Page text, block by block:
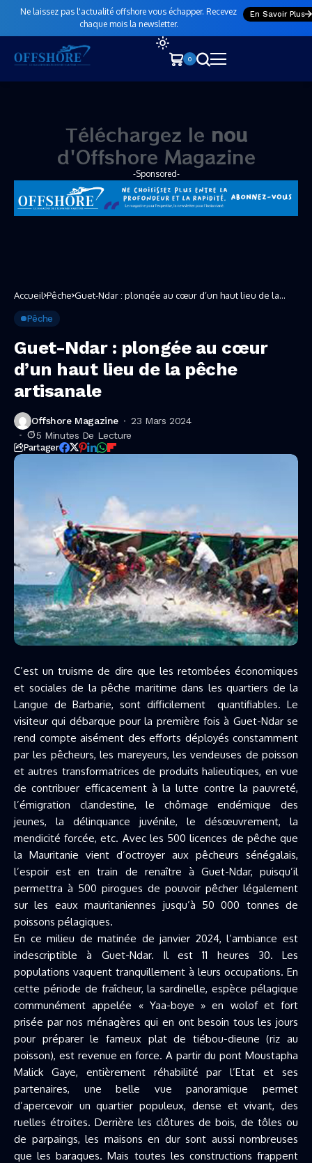
Ne laissez pas l'actualité offshore vous échapper. Recevez
chaque mois la newsletter.
En Savoir Plus
0
Téléchargez le n ou veau
d'Offshore Magazine
-Sponsored-
Accueil Pêche Guet-Ndar : plongée au cœur d’un haut lieu de la
Pêche
Guet-Ndar : plongée au cœur
d’un haut lieu de la pêche
artisanale
Offshore Magazine
23 Mars 2024
5 Minutes De Lecture
Partager
C’est un truisme de dire que les retombées économiques
et sociales de la pêche maritime dans les quartiers de la
Langue de Barbarie, sont difficilement quantifiables. Le
visiteur qui débarque pour la première fois à Guet-Ndar se
rend compte aisément des efforts déployés constamment
par les pêcheurs, les mareyeurs, les vendeuses de poisson
et autres transformatrices de produits halieutiques, en vue
de contribuer efficacement à la lutte contre la pauvreté,
l’émigration clandestine, le chômage endémique des
jeunes, la délinquance juvénile, le désœuvrement, la
mendicité forcée, etc. Avec les 500 licences de pêche que
la Mauritanie vient d’octroyer aux pêcheurs sénégalais,
l’espoir est en train de renaître à Guet-Ndar, puisqu’il
permettra à 500 pirogues de pouvoir pêcher légalement
sur les eaux mauritaniennes jusqu’à 50 000 tonnes de
poissons pélagiques.
En ce milieu de matinée de janvier 2024, l’ambiance est
indescriptible à Guet-Ndar. Il est 11 heures 30. Les
populations vaquent tranquillement à leurs occupations. En
cette période de fraîcheur, la sardinelle, espèce pélagique
communément appelée « Yaa-boye » en wolof et fort
prisée par nos ménagères qui en ont besoin tous les jours
pour préparer le fameux plat de tiébou-dieune (riz au
poisson), est revenue en force. A partir du pont Moustapha
Malick Gaye, entièrement réhabilité par l’Etat et ses
partenaires, une belle vue panoramique permet
d’apercevoir un quartier populeux, dense et vivant, des
ruelles étroites. Derrière les clôtures de bois, de tôles ou
de parpaings, les maisons en dur sont aussi nombreuses
que les baraques. Mais toutes les constructions frappent